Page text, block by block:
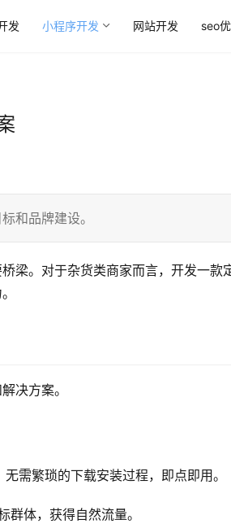
发 小程序开发 网站开发 seo
和品牌建设。
梁。对于杂货类商家而言，开发一款
决方案。
需繁琐的下载安装过程，即点即用。
体，获得自然流量。